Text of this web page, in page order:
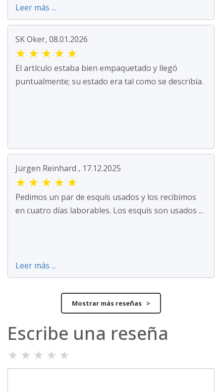
Leer más ...
SK Oker, 08.01.2026
★ ★ ★ ★ ★
El artículo estaba bien empaquetado y llegó
puntualmente; su estado era tal como se describía.
Jürgen Reinhard , 17.12.2025
★ ★ ★ ★ ★
Pedimos un par de esquís usados y los recibimos
en cuatro días laborables. Los esquís son usados ...
Leer más ...
Mostrar más reseñas >
Escribe una reseña
★ ★ ★ ★ ★